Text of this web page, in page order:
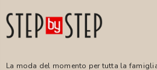
La moda del momento per tutta la